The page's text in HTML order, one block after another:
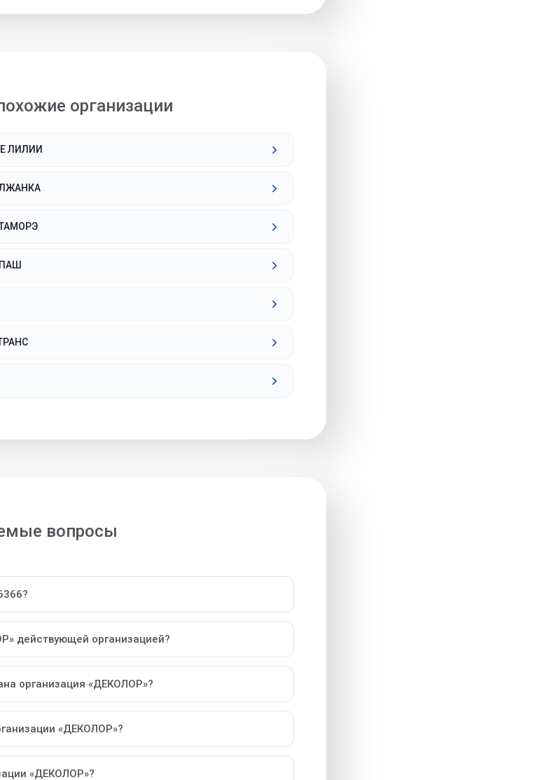
организации
ЛИЛИИ
вопросы
действующей организацией?
организация «ДЕКОЛОР»?
«ДЕКОЛОР»?
«ДЕКОЛОР»?